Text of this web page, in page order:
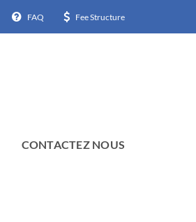
FAQ Fee Structure
CONTACTEZ NOUS